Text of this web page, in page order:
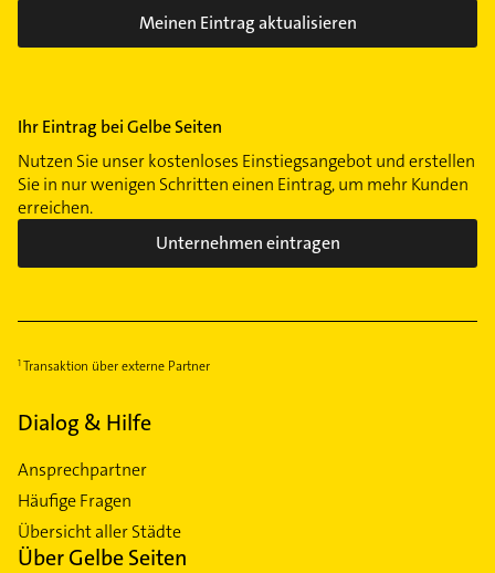
Meinen Eintrag aktualisieren
Ihr Eintrag bei Gelbe Seiten
Nutzen Sie unser kostenloses Einstiegsangebot und erstellen
Sie in nur wenigen Schritten einen Eintrag, um mehr Kunden
erreichen.
Unternehmen eintragen
Transaktion über externe Partner
Dialog & Hilfe
Ansprechpartner
Häufige Fragen
Übersicht aller Städte
Über Gelbe Seiten